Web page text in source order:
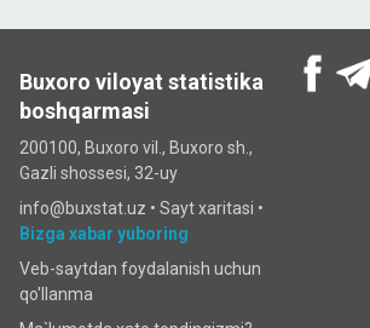
Buxoro viloyat statistika
boshqarmasi
200100, Buxoro vil., Buxoro sh.,
Gazli shossesi, 32-uy
info@buxstat.uz • Sayt xaritasi •
Bizga xabar yuboring
Veb-saytdan foydalanish uchun
qo'llanma